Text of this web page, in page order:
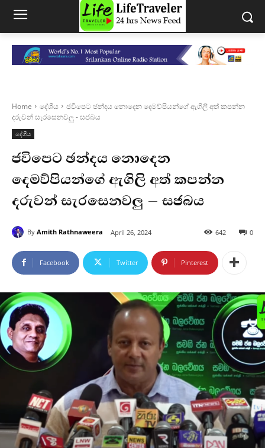
Home දේශීය
ජවිපෙට ඡන්දය නොදෙන දෙමව්පියන්ගේ ඇගිලි අත් කපන්න
දරුවන් සැරසෙනවලු - සජබය
දේශීය
ජවිපෙට ඡන්දය නොදෙන
දෙමව්පියන්ගේ ඇගිලි අත් කපන්න
දරුවන් සැරසෙනවලු – සජබය
By Amith Rathnaweera April 26, 2024 0
642
Facebook Twitter Pinterest